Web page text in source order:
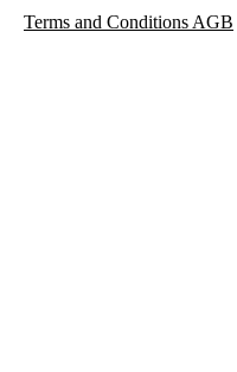
Terms and Conditions AGB